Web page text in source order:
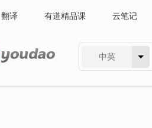
翻译 有道精品课 云笔记
中英